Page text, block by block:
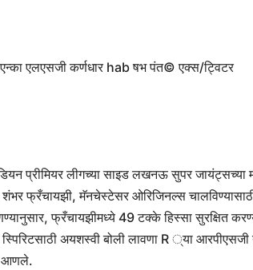
एलएसजी कर्णधार hab षभ पंत© एक्स/ट्विटर
प्रीमियर लीगच्या साइड लखनऊ सुपर जायंट्सच्या
शंभर फ्रँचायझी, मॅनचेस्टेसर ओरिजिनल्स
फ्रँचायझीमध्ये 49 टक्के हिस्सा सुरक्षित
स्पिरिटसाठी अयशस्वी बोली लावणा R ्या
आणले.